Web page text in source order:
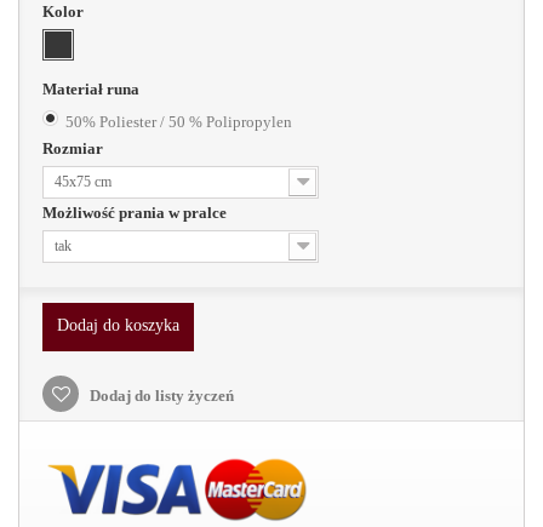
Kolor
Materiał runa
50% Poliester / 50 % Polipropylen
Rozmiar
45x75 cm
Możliwość prania w pralce
tak
Dodaj do koszyka
Dodaj do listy życzeń